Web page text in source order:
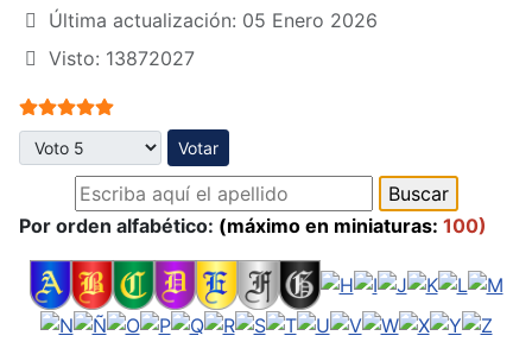
Última actualización: 05 Enero 2026
Visto: 13872027
Ratio:5/5
Por favor, vote
Por orden alfabético: (máximo en miniaturas: 100)